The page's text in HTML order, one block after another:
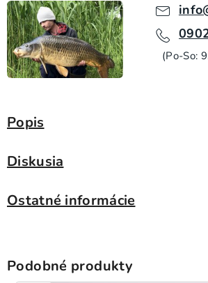
(Po-So:
Popis
Diskusia
Ostatné informácie
Podobné produkty